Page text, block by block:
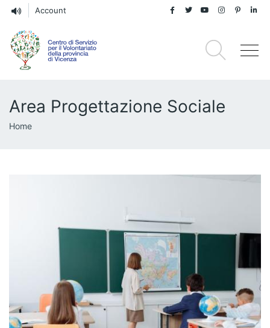
Account
Area Progettazione Sociale
Briciole
Home